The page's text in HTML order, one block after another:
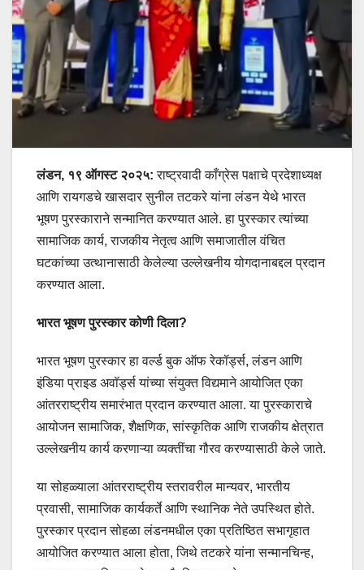
लंडन, १९ ऑगस्ट २०२५:राष्ट्रवादी काँग्रेस पक्षाचे प्रदेशाध्यक्ष
आणि रायगडचे खासदार सुनील तटकरे यांना लंडन येथे भारत
भूषण पुरस्काराने सन्मानित करण्यात आले. हा पुरस्कार त्यांच्या
सामाजिक कार्य, राजकीय नेतृत्व आणि समाजातील वंचित
घटकांच्या उत्थानासाठी केलेल्या उल्लेखनीय योगदानाबद्दल प्रदान
करण्यात आला.
भारत भूषण पुरस्कार कोणी दिला?
भारत भूषण पुरस्कार हा वर्ल्ड बुक ऑफ रेकॉर्ड्स, लंडन आणि
इंडिया प्राइड अवॉर्ड्स यांच्या संयुक्त विद्यमाने आयोजित एका
आंतरराष्ट्रीय समारंभात प्रदान करण्यात आला. या पुरस्काराचे
आयोजन सामाजिक, शैक्षणिक, सांस्कृतिक आणि राजकीय क्षेत्रात
उल्लेखनीय कार्य करणाऱ्या व्यक्तींचा गौरव करण्यासाठी केले जाते.
या सोहळ्याला आंतरराष्ट्रीय स्तरावरील मान्यवर, भारतीय
प्रवासी, सामाजिक कार्यकर्ते आणि स्थानिक नेते उपस्थित होते.
पुरस्कार प्रदान सोहळा लंडनमधील एका प्रतिष्ठित सभागृहात
आयोजित करण्यात आला होता, जिथे तटकरे यांना सन्मानचिन्ह,